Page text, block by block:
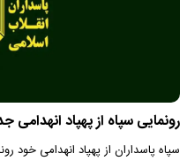
رونمایی سپاه از پهپاد
سپاه پاسداران از پهپاد انهدامی خود